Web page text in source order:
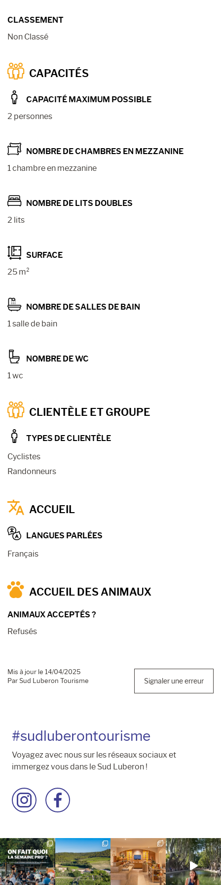
CLASSEMENT
Non Classé
CAPACITÉS
CAPACITÉ MAXIMUM POSSIBLE
2 personnes
NOMBRE DE CHAMBRES EN MEZZANINE
1 chambre en mezzanine
NOMBRE DE LITS DOUBLES
2 lits
SURFACE
25 m²
NOMBRE DE SALLES DE BAIN
1 salle de bain
NOMBRE DE WC
1 wc
CLIENTÈLE ET GROUPE
TYPES DE CLIENTÈLE
Cyclistes
Randonneurs
ACCUEIL
LANGUES PARLÉES
Français
ACCUEIL DES ANIMAUX
ANIMAUX ACCEPTÉS ?
Refusés
Mis à jour le 14/04/2025
Par Sud Luberon Tourisme
Signaler une erreur
#sudluberontourisme
Voyagez avec nous sur les réseaux sociaux et
immergez vous dans le Sud Luberon !
Accéder
à
Instagram
Accéder
à
Facebook